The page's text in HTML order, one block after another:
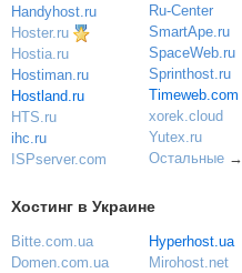
Handyhost.ru
Hoster.ru
Hostia.ru
Hostiman.ru
Hostland.ru
HTS.ru
ihc.ru
ISPserver.com
Ru-Center
SmartApe.ru
SpaceWeb.ru
Sprinthost.ru
Timeweb.com
xorek.cloud
Yutex.ru
Остальные→
Хостинг в Украине
Bitte.com.ua
Domen.com.ua
Hyperhost.ua
Mirohost.net